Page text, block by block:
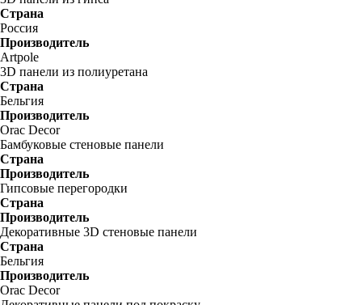
Страна
Россия
Производитель
Artpole
3D панели из полиуретана
Страна
Бельгия
Производитель
Orac Decor
Бамбуковые стеновые панели
Страна
Производитель
Гипсовые перегородки
Страна
Производитель
Декоративные 3D стеновые панели
Страна
Бельгия
Производитель
Orac Decor